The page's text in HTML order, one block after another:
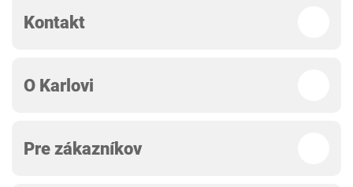
Kontakt
O Karlovi
Pre zákazníkov